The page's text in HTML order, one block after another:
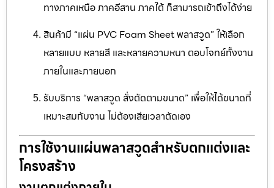
ทางภาคเหนือ ภาคอีสาน ภาคใต้ ก็สามารถเข้าถึงได้ง่าย
สินค้ามี “แผ่น PVC Foam Sheet พลาสวูด” ให้เลือก
หลายแบบ หลายสี และหลายความหนา ตอบโจทย์ทั้งงาน
ภายในและภายนอก
รับบริการ “พลาสวูด สั่งตัดตามขนาด” เพื่อให้ได้ขนาดที่
เหมาะสมกับงาน ไม่ต้องเสียเวลาตัดเอง
การใช้งานแผ่นพลาสวูดสำหรับตกแต่งและ
โครงสร้าง